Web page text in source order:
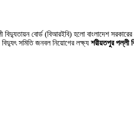
বিদ্যুতায়ন বোর্ড (বিআরইবি) হলো বাংলাদেশ
সমিতি জনবল নিয়োগের লক্ষ্য শরীয়তপুর পল্লী